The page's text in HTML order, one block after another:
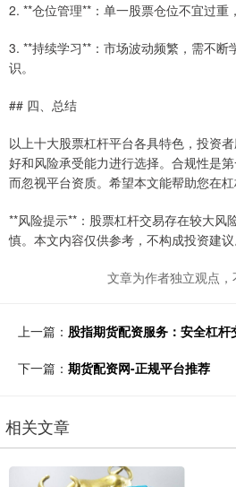
2. **仓位管理**：单一股票仓位不宜过重
3. **持续学习**：市场波动频繁，需不断
识。
## 四、总结
以上十大股票杠杆平台各具特色，投资
好和风险承受能力进行选择。合规性是
而忽视平台资质。希望本文能帮助您在杠
**风险提示**：股票杠杆交易存在较大风
慎。本文内容仅供参考，不构成投资建议
文章为作者独立观点
上一篇： 股指期货配资服务：安全杠
下一篇： 期货配资网-正规平台推荐
相关文章